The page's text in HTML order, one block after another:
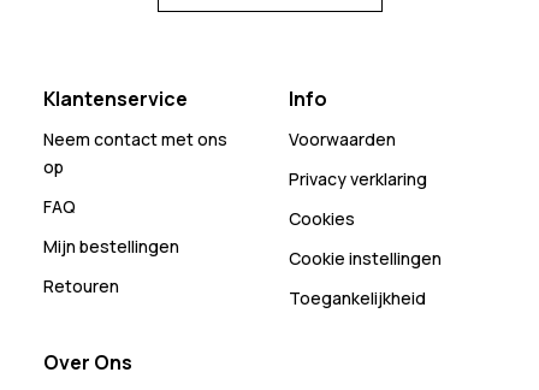
Klantenservice
Neem contact met ons
op
FAQ
Mijn bestellingen
Retouren
Info
Voorwaarden
Privacy verklaring
Cookies
Cookie instellingen
Toegankelijkheid
Over Ons